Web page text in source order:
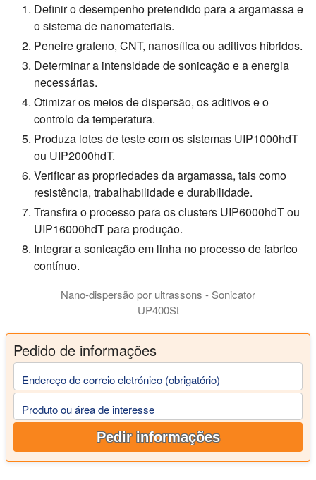
Definir o desempenho pretendido para a argamassa e
o sistema de nanomateriais.
Peneire grafeno, CNT, nanosílica ou aditivos híbridos.
Determinar a intensidade de sonicação e a energia
necessárias.
Otimizar os meios de dispersão, os aditivos e o
controlo da temperatura.
Produza lotes de teste com os sistemas UIP1000hdT
ou UIP2000hdT.
Verificar as propriedades da argamassa, tais como
resistência, trabalhabilidade e durabilidade.
Transfira o processo para os clusters UIP6000hdT ou
UIP16000hdT para produção.
Integrar a sonicação em linha no processo de fabrico
contínuo.
Nano-dispersão por ultrassons - Sonicator
UP400St
Pedido de informações
Endereço de correio eletrónico (obrigatório)
Produto ou área de interesse
Pedir informações